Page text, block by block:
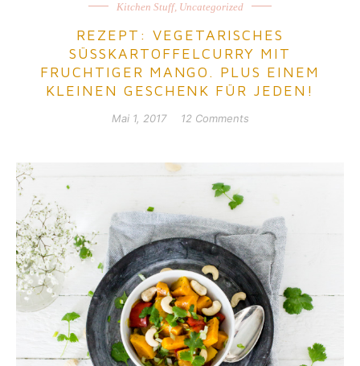
Kitchen Stuff, Uncategorized
REZEPT: VEGETARISCHES
SÜSSKARTOFFELCURRY MIT F
RUCHTIGER MANGO. PLUS EINEM K
LEINEN GESCHENK FÜR JEDEN!
Mai 1, 2017 12 Comments